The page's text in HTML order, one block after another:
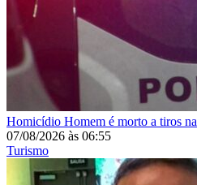
Homicídio Homem é morto a tiros
07/08/2026 às 06:55
Turismo